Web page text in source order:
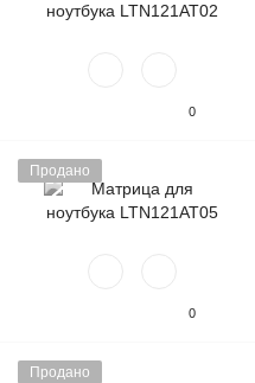
0
Продано
0
Продано